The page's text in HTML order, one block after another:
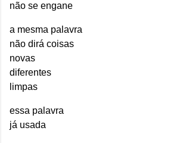
não se engane
a mesma palavra
não dirá coisas
novas
diferentes
limpas
essa palavra
já usada